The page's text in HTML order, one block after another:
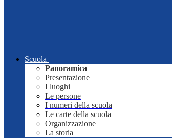
Scuola
Panoramica
Presentazione
I luoghi
Le persone
I numeri della scuola
Le carte della scuola
Organizzazione
La storia